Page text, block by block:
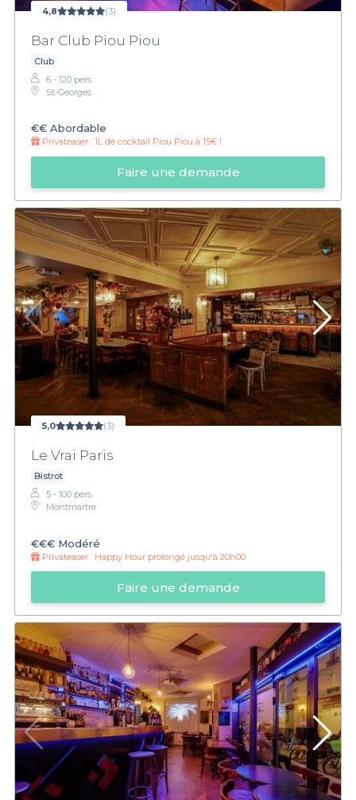
4,8 (3)
Bar Club Piou Piou
Club
6 - 120 pers.
St-Georges
€€ Abordable
Privateaser : 1L de cocktail Piou Piou à 15€ !
Faire une demande
5,0 (3)
Le Vrai Paris
Bistrot
5 - 100 pers.
Montmartre
€€€ Modéré
Privateaser : Happy Hour prolongé jusqu'à 20h00
Faire une demande